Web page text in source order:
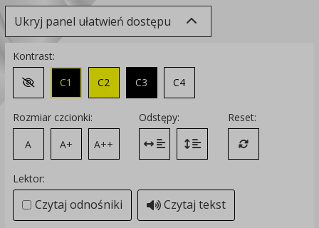
Ukryj panel ułatwień dostępu
Kontrast:
Zmień kontrast na domyślny
C1 C2 C3 C4
Rozmiar czcionki:
A
A+ A++
Odstępy:
Zmień odstęp między literami
Zmień interlinię i margines
Reset:
Przywróć
Lektor:
Czytaj odnośniki Czytaj tekst